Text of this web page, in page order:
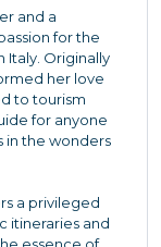
and a
for the
Italy. Originally
her love
to tourism
for anyone
in the wonders
a privileged
itineraries and